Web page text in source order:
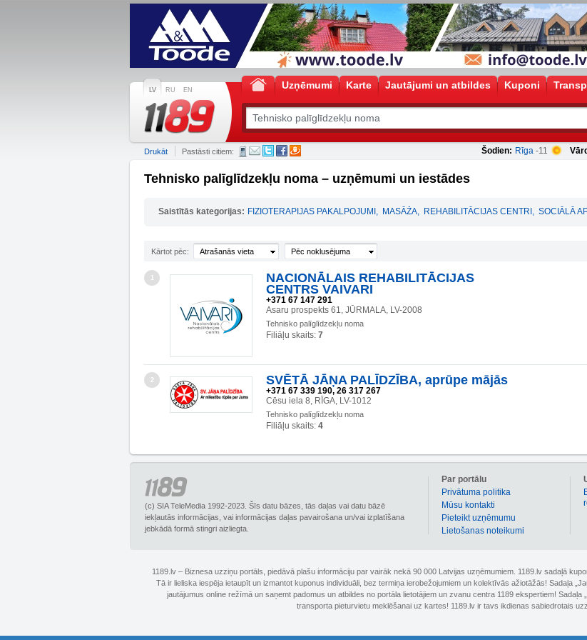
LV RU EN Uzņēmumi Karte Jautājumi un atbildes Kuponi
Šodien: Rīga -11
Drukāt Pastāsti citiem:
Tehnisko palīglīdzekļu noma – uzņēmumi un iestādes
Saistītās kategorijas: FIZIOTERAPIJAS PAKALPOJUMI , MASĀŽA, REHABILITĀCIJAS CENTRI , SOCIĀLĀ
Kārtot pēc: Atrašanās vieta Pēc noklusējuma
1
NACIONĀLAIS REHABILITĀCIJAS
CENTRS VAIVARI
+371 67 147 291
Asaru prospekts 61, JŪRMALA, LV-2008
Tehnisko palīglīdzekļu noma
Filiāļu skaits: 7
2 SVĒTĀ JĀŅA PALĪDZĪBA, aprūpe mājās
+371 67 339 190, 26 317 267
Cēsu iela 8, RĪGA, LV-1012
Tehnisko palīglīdzekļu noma
Filiāļu skaits: 4
(c) SIA TeleMedia 1992-2023. Šīs datu bāzes, tās daļas vai datu bāzē
iekļautās informācijas, vai informācijas daļas pavairošana un/vai izplatīšana
jebkādā formā stingri aizliegta.
Par portālu
Privātuma politika
Mūsu kontakti
Pieteikt uzņēmumu
Lietošanas noteikumi
1189.lv – Biznesa uzziņu portāls, piedāvā plašu informāciju par vairāk nekā 90 000 Latvijas uzņēmumiem. 1189.lv sadaļā
Tā ir lieliska iespēja ietaupīt un izmantot kuponus individuāli, bez termiņa ierobežojumiem un kolektīvās ažiotāžās! Sadaļa
jautājumus online režīmā un saņemt padomus un atbildes no portāla lietotājiem un zvanu centra 1189 ekspertiem!
transporta pieturvietu meklēšanai uz kartes! 1189.lv ir tavs ikdienas sabiedrotais